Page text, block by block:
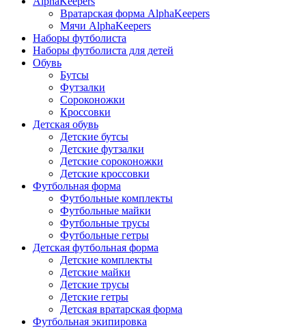
Вратарская форма AlphaKeepers
Мячи AlphaKeepers
Наборы футболиста
Наборы футболиста для детей
Обувь
Бутсы
Футзалки
Сороконожки
Кроссовки
Детская обувь
Детские бутсы
Детские футзалки
Детские сороконожки
Детские кроссовки
Футбольная форма
Футбольные комплекты
Футбольные майки
Футбольные трусы
Футбольные гетры
Детская футбольная форма
Детские комплекты
Детские майки
Детские трусы
Детские гетры
Детская вратарская форма
Футбольная экипировка